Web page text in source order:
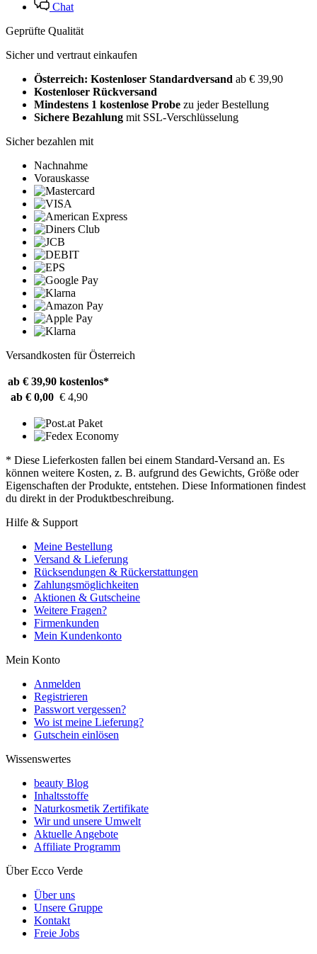
Chat
Geprüfte Qualität
Sicher und vertraut einkaufen
Österreich: Kostenloser Standardversand ab € 39,90
Kostenloser Rückversand
Mindestens 1 kostenlose Probe zu jeder Bestellung
Sichere Bezahlung mit SSL-Verschlüsselung
Sicher bezahlen mit
Nachnahme
Vorauskasse
Versandkosten für Österreich
ab € 39,90 kostenlos*
ab € 0,00 € 4,90
* Diese Lieferkosten fallen bei einem Standard-Versand an. Es
können weitere Kosten, z. B. aufgrund des Gewichts, Größe oder
Eigenschaften der Produkte, entstehen. Diese Informationen findest
du direkt in der Produktbeschreibung.
Hilfe & Support
Meine Bestellung
Versand & Lieferung
Rücksendungen & Rückerstattungen
Zahlungsmöglichkeiten
Aktionen & Gutscheine
Weitere Fragen?
Firmenkunden
Mein Kundenkonto
Mein Konto
Anmelden
Registrieren
Passwort vergessen?
Wo ist meine Lieferung?
Gutschein einlösen
Wissenswertes
beauty Blog
Inhaltsstoffe
Naturkosmetik Zertifikate
Wir und unsere Umwelt
Aktuelle Angebote
Affiliate Programm
Über Ecco Verde
Über uns
Unsere Gruppe
Kontakt
Freie Jobs